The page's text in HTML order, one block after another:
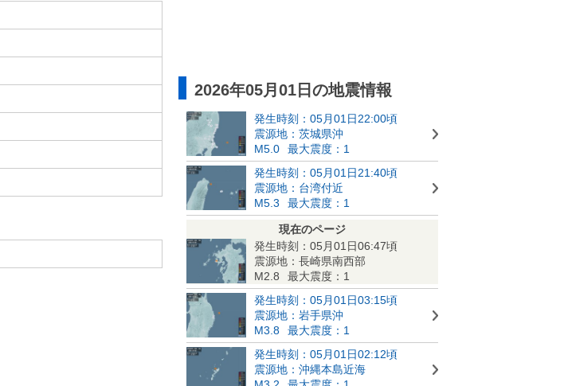
2026年05月01日の地震情報
発生時刻：05月01日22:00頃
震源地：茨城県沖
M5.0
最大震度：1
発生時刻：05月01日21:40頃
震源地：台湾付近
M5.3
最大震度：1
現在のページ
発生時刻：05月01日06:47頃
震源地：長崎県南西部
M2.8
最大震度：1
発生時刻：05月01日03:15頃
震源地：岩手県沖
M3.8
最大震度：1
発生時刻：05月01日02:12頃
震源地：沖縄本島近海